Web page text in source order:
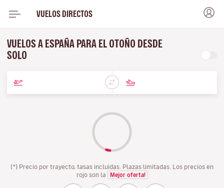
VUELOS DIRECTOS
VUELOS A ESPAÑA PARA EL OTOÑO DESDE
SOLO
(*) Precio por trayecto, tasas incluidas. Plazas limitadas. Los precios en
rojo son la
Mejor oferta!